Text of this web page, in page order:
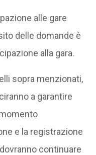
alle gare
delle domande è
alla gara.
sopra menzionati,
a garantire
e la registrazione
continuare